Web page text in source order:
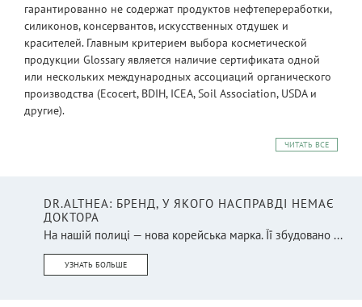
гарантированно не содержат продуктов нефтепереработки,
силиконов, консервантов, искусственных отдушек и
красителей. Главным критерием выбора косметической
продукции Glossary является наличие сертификата одной
или нескольких международных ассоциаций органического
производства (Ecocert, BDIH, ICEA, Soil Association, USDA и
другие).
ЧИТАТЬ ВСЕ
DR.ALTHEA: БРЕНД, У ЯКОГО НАСПРАВДІ НЕМАЄ
ДОКТОРА
На нашій полиці — нова корейська марка. Її збудовано ...
УЗНАТЬ БОЛЬШЕ